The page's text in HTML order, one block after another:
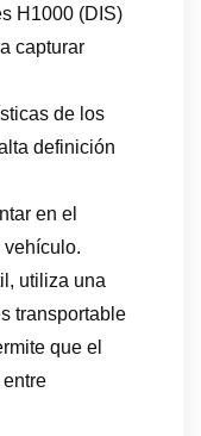
H1000 (DIS)
capturar
de los
definición
en el
vehículo.
utiliza una
transportable
que el